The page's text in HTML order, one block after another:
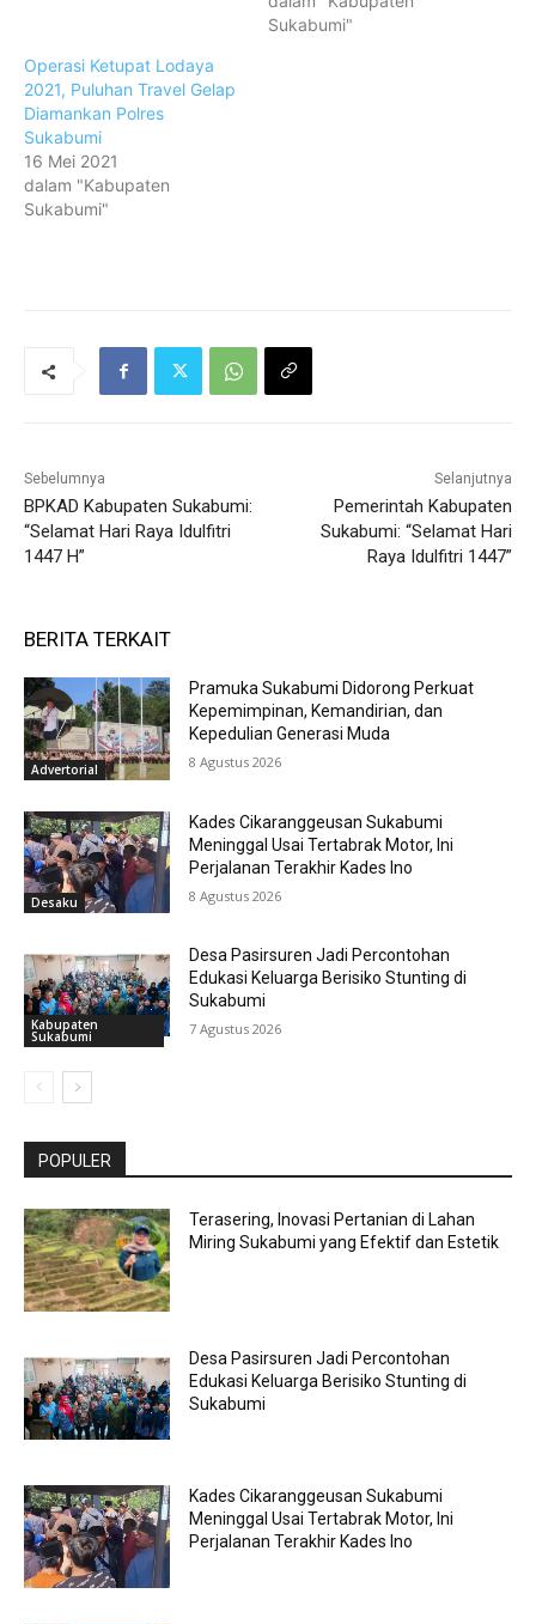
Sukabumi"
Operasi Ketupat Lodaya
2021, Puluhan Travel Gelap
Diamankan Polres
Sukabumi
16 Mei 2021
dalam "Kabupaten
Sukabumi"
Sebelumnya
BPKAD Kabupaten Sukabumi:
“Selamat Hari Raya Idulfitri
1447 H”
Selanjutnya
Pemerintah Kabupaten
Sukabumi: “Selamat Hari
Raya Idulfitri 1447”
BERITA TERKAIT
Advertorial
Pramuka Sukabumi Didorong Perkuat
Kepemimpinan, Kemandirian, dan
Kepedulian Generasi Muda
8 Agustus 2026
Desaku
Kades Cikaranggeusan Sukabumi
Meninggal Usai Tertabrak Motor, Ini
Perjalanan Terakhir Kades Ino
8 Agustus 2026
Kabupaten
Sukabumi
Desa Pasirsuren Jadi Percontohan
Edukasi Keluarga Berisiko Stunting di
Sukabumi
7 Agustus 2026
POPULER
Terasering, Inovasi Pertanian di Lahan
Miring Sukabumi yang Efektif dan Estetik
Desa Pasirsuren Jadi Percontohan
Edukasi Keluarga Berisiko Stunting di
Sukabumi
Kades Cikaranggeusan Sukabumi
Meninggal Usai Tertabrak Motor, Ini
Perjalanan Terakhir Kades Ino